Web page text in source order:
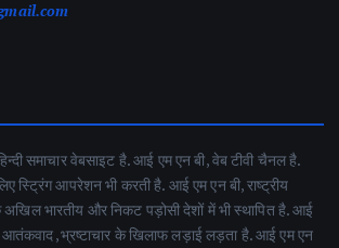
समाचार वेबसाइट है. आई एम एन बी, वेब टीवी चैनल है.
स्ट्रिंग आपरेशन भी करती है. आई एम एन बी, राष्ट्रीय
अखिल भारतीय और निकट पड़ोसी देशों में भी स्थापित है. आई
,भ्रष्टाचार के खिलाफ लड़ाई लड़ता है. आई एम एन